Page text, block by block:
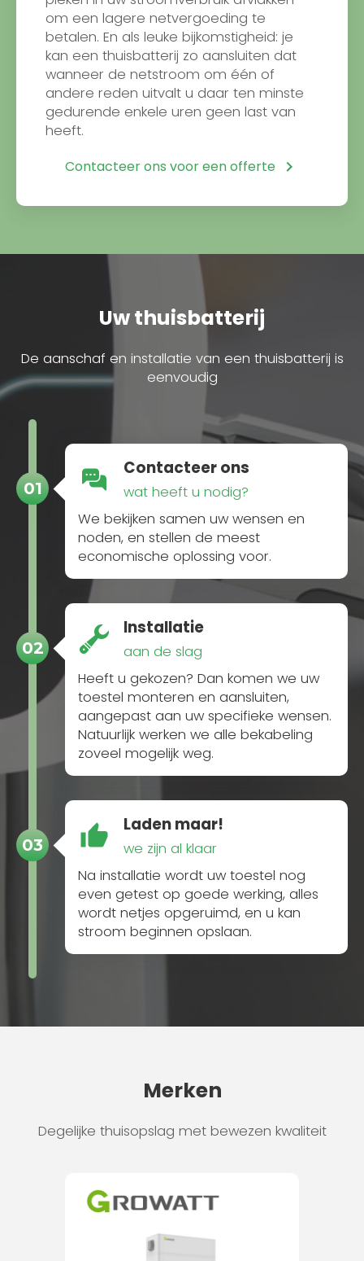
om een lagere netvergoeding te
betalen. En als leuke bijkomstigheid: je
kan een thuisbatterij zo aansluiten dat
wanneer de netstroom om één of
andere reden uitvalt u daar ten minste
gedurende enkele uren geen last van
heeft.
Contacteer ons voor een offerte
Uw thuisbatterij
De aanschaf en installatie van een thuisbatterij is
eenvoudig
01
Contacteer ons
wat heeft u nodig?
We bekijken samen uw wensen en
noden, en stellen de meest
economische oplossing voor.
02
Installatie
aan de slag
Heeft u gekozen? Dan komen we uw
toestel monteren en aansluiten,
aangepast aan uw specifieke wensen.
Natuurlijk werken we alle bekabeling
zoveel mogelijk weg.
03
Laden maar!
we zijn al klaar
Na installatie wordt uw toestel nog
even getest op goede werking, alles
wordt netjes opgeruimd, en u kan
stroom beginnen opslaan.
Merken
Degelijke thuisopslag met bewezen kwaliteit